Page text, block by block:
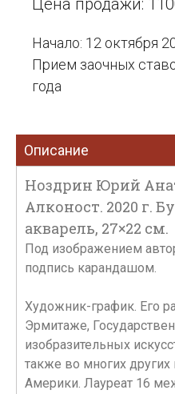
Цена продажи:
Начало: 12 октября
Прием заочных
года
Описание
Ноздрин Юрий
Алконост. 2020 г.
акварель, 27×22 см.
Под изображением
подпись карандашом.
Художник-график. Его
Эрмитаже,
изобразительных
также во многих
Америки. Лауреат 16